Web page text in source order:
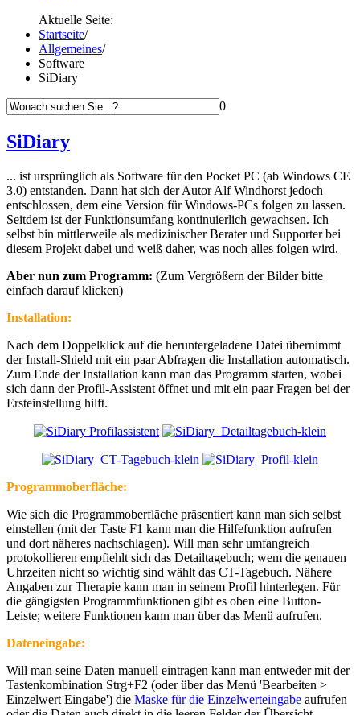
Aktuelle Seite:
Startseite/
Allgemeines/
Software
SiDiary
0
SiDiary
... ist ursprünglich als Software für den Pocket PC (ab Windows CE
3.0) entstanden. Dann hat sich der Autor Alf Windhorst jedoch
entschlossen, dem eine Version für Windows-PCs folgen zu lassen.
Seitdem ist der Funktionsumfang kontinuierlich gewachsen. Ich
selbst bin mittlerweile als medizinischer Berater und Supporter bei
diesem Projekt dabei und weiß daher, was noch alles folgen wird.
Aber nun zum Programm: (Zum Vergrößern der Bilder bitte
einfach darauf klicken)
Installation:
Nach dem Doppelklick auf die heruntergeladene Datei übernimmt
der Install-Shield mit ein paar Abfragen die Installation automatisch.
Zum Ende der Installation kann man das Programm starten, wobei
sich dann der Profil-Assistent öffnet und mit ein paar Fragen bei der
Ersteinstellung hilft.
Programmoberfläche:
Wie sich die Programmoberfläche präsentiert kann man sich selbst
einstellen (mit der Taste F1 kann man die Hilfefunktion aufrufen
und dort näheres nachschlagen). Will man sehr umfangreich
protokollieren empfiehlt sich das Detailtagebuch; wem die genauen
Uhrzeiten nicht so wichtig sind wählt das CT-Tagebuch. Nähere
Angaben zur Therapie kann man in seinem Profil hinterlegen. Für
die gängigsten Programmfunktionen gibt es oben eine Button-
Leiste; weitere Funktionen kann man über das Menü aufrufen.
Dateneingabe:
Will man seine Daten manuell eintragen kann man entweder mit der
Tastenkombination Strg+F2 (oder über das Menü 'Bearbeiten >
Einzelwert Eingabe') die Maske für die Einzelwerteingabe aufrufen